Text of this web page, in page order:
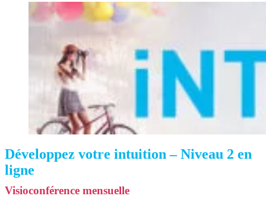
Développez votre intuition – Niveau 2 en
ligne
Visioconférence mensuelle